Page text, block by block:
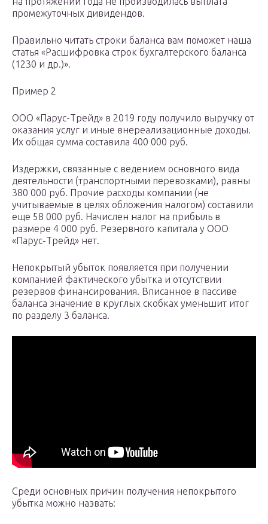
промежуточных дивидендов.
Правильно читать строки баланса вам поможет наша
статья «Расшифровка строк бухгалтерского баланса
(1230 и др.)».
Пример 2
ООО «Парус-Трейд» в 2019 году получило выручку от
оказания услуг и иные внереализационные доходы.
Их общая сумма составила 400 000 руб.
Издержки, связанные с ведением основного вида
деятельности (транспортными перевозками), равны
380 000 руб. Прочие расходы компании (не
учитываемые в целях обложения налогом) составили
еще 58 000 руб. Начислен налог на прибыль в
размере 4 000 руб. Резервного капитала у ООО
«Парус-Трейд» нет.
Непокрытый убыток появляется при получении
компанией фактического убытка и отсутствии
резервов финансирования. Вписанное в пассиве
баланса значение в круглых скобках уменьшит итог
по разделу 3 баланса.
Среди основных причин получения непокрытого
убытка можно назвать: